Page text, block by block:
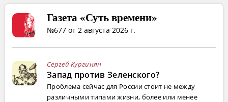
Газета «Суть времени»
№677 от 2 августа 2026 г.
Сергей Кургинян
Запад против Зеленского?
Проблема сейчас для России стоит не между
различными типами жизни, более или менее